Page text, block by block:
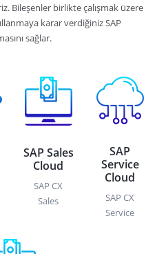
Bileşenler birlikte çalışmak üzere
karar verdiğiniz SAP
sağlar.
SAP Sales
Cloud
SAP CX
Sales
SAP
Service
Cloud
SAP CX
Service